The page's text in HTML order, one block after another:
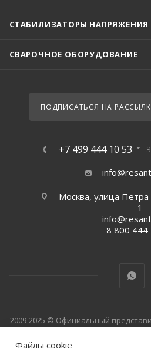
СТАБИЛИЗАТОРЫ НАПРЯЖЕНИЯ
СВАРОЧНОЕ ОБОРУДОВАНИЕ
ПОДПИСАТЬСЯ НА
+7 499 444 10 53
Москва, улица
1
8 800 444
2009-2025 © Официальный
является публичной офертой,
Файлы cookie